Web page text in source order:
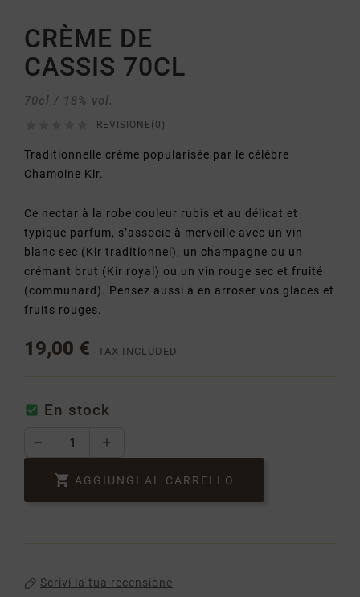
CRÈME DE
CASSIS 70CL
70cl / 18% vol.
REVISIONE(0)
Traditionnelle crème popularisée par le célèbre
Chamoine Kir.
Ce nectar à la robe couleur rubis et au délicat et
typique parfum, s’associe à merveille avec un vin
blanc sec (Kir traditionnel), un champagne ou un
crémant brut (Kir royal) ou un vin rouge sec et fruité
(communard). Pensez aussi à en arroser vos glaces et
fruits rouges.
19,00 € TAX INCLUDED
 En stock
 AGGIUNGI AL CARRELLO
Scrivi la tua recensione